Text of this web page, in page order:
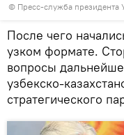
© Пресс-служба президента
После чего
узком формате.
вопросы
узбекско-
стратегического